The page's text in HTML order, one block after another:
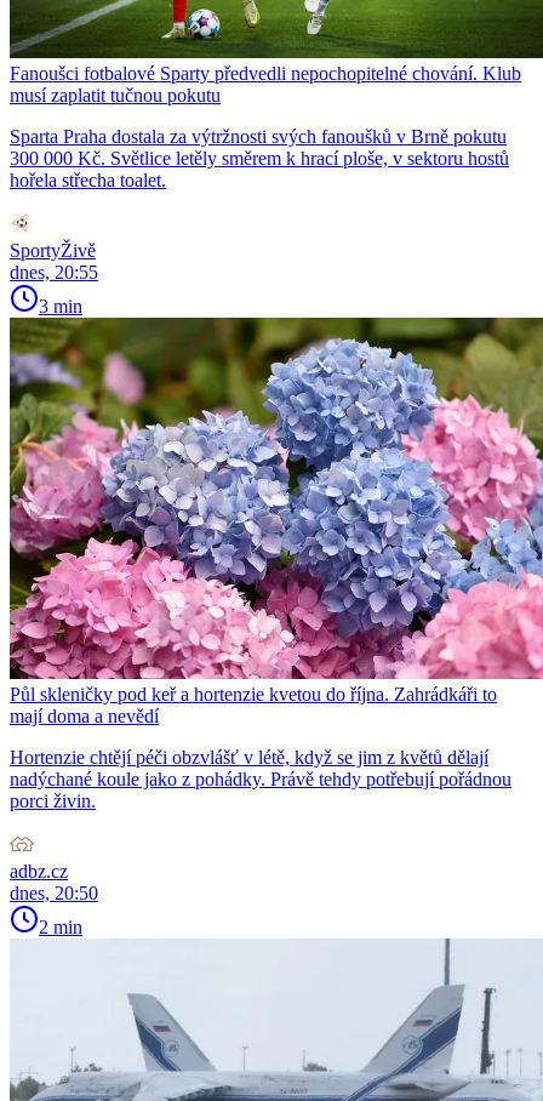
Fanoušci fotbalové Sparty předvedli nepochopitelné chování. Klub
musí zaplatit tučnou pokutu
Sparta Praha dostala za výtržnosti svých fanoušků v Brně pokutu
300 000 Kč. Světlice letěly směrem k hrací ploše, v sektoru hostů
hořela střecha toalet.
SportyŽivě
dnes, 20:55
3 min
Půl skleničky pod keř a hortenzie kvetou do října. Zahrádkáři to
mají doma a nevědí
Hortenzie chtějí péči obzvlášť v létě, když se jim z květů dělají
nadýchané koule jako z pohádky. Právě tehdy potřebují pořádnou
porci živin.
adbz.cz
dnes, 20:50
2 min